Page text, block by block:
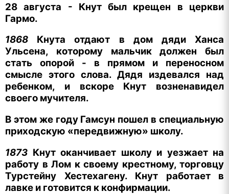
28 августа - Кнут был крещен в церкви
Гармо.
1868 Кнута отдают в дом дяди Ханса
Ульсена, которому мальчик должен был
стать опорой - в прямом и переносном
смысле этого слова. Дядя издевался над
ребенком, и вскоре Кнут возненавидел
своего мучителя.
В этом же году Гамсун пошел в специальную
приходскую «передвижную» школу.
1873 Кнут оканчивает школу и уезжает на
работу в Лом к своему крестному, торговцу
Турстейну Хестехагену. Кнут работает в
лавке и готовится к конфирмации.